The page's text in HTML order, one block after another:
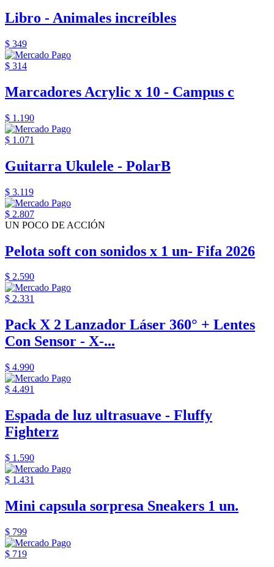
Libro - Animales increíbles
$ 349
$ 314
Marcadores Acrylic x 10 - Campus c
$ 1.190
$ 1.071
Guitarra Ukulele - PolarB
$ 3.119
$ 2.807
UN POCO DE ACCIÓN
Pelota soft con sonidos x 1 un- Fifa 2026
$ 2.590
$ 2.331
Pack X 2 Lanzador Láser 360° + Lentes
Con Sensor - X-...
$ 4.990
$ 4.491
Espada de luz ultrasuave - Fluffy
Fighterz
$ 1.590
$ 1.431
Mini capsula sorpresa Sneakers 1 un.
$ 799
$ 719